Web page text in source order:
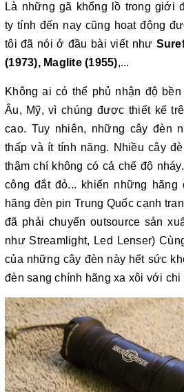
Là những gã khổng lồ trong giới
ty tính đến nay cũng hoạt động
tôi đã nói ở đầu bài viết như
(1973), Maglite (1955),...
Không ai có thể phủ nhận độ
Âu, Mỹ, vì chúng được thiết kế
cao. Tuy nhiên, những cây đèn
thấp và ít tính năng. Nhiều cây
thậm chí không có cả chế độ
công đắt đỏ... khiến những hãng
hãng đèn pin Trung Quốc cạnh
đã phải chuyển outsource sản
như Streamlight, Led Lenser)
của những cây đèn này hết sức
đèn sang chính hãng xa xôi với chi